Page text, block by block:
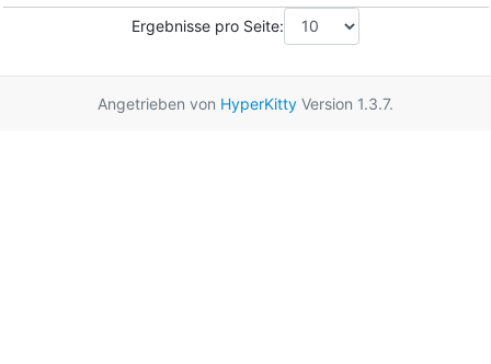
Ergebnisse pro Seite:
Angetrieben von HyperKitty Version 1.3.7.